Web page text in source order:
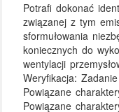
Potrafi dokonać
związanej z tym
sformułowania
koniecznych do
wentylacji
Weryfikacja:
Powiązane
Powiązane